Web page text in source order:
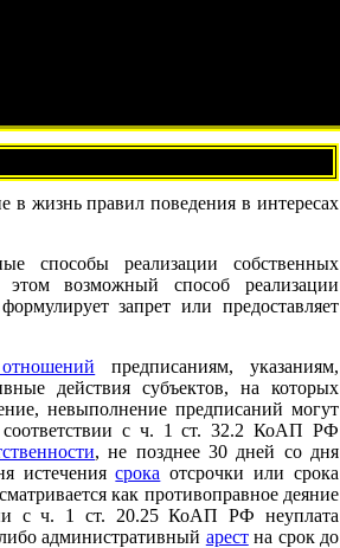
в жизнь правил поведения в интересах
способы реализации собственных
этом возможный способ реализации
запрет или предоставляет
предписаниям, указаниям,
действия субъектов, на которых
невыполнение предписаний могут
с ч. 1 ст. 32.2 КоАП РФ
, не позднее 30 дней со дня
истечениясрока отсрочки или срока
как противоправное деяние
с ч. 1 ст. 20.25 КоАП РФ неуплата
административный арестна срок до